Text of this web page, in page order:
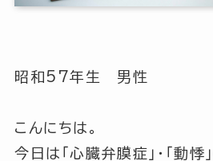
昭和57年生 男性
こんにちは。
今日は「心臓弁膜症」・「動悸